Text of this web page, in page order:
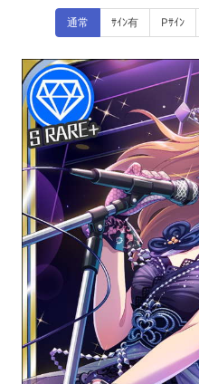
通常 ｻｲﾝ有 Pｻｲﾝ